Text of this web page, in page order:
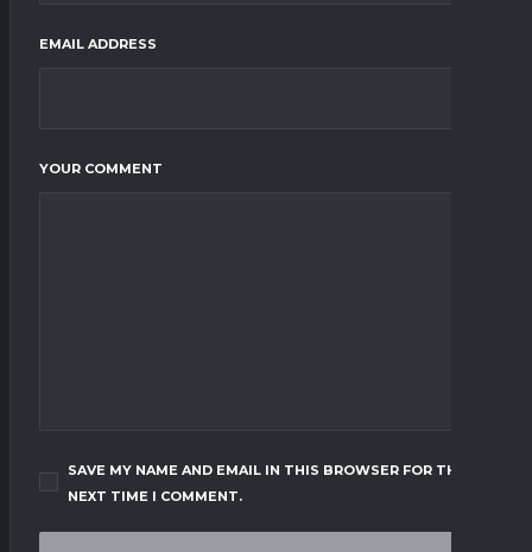
EMAIL ADDRESS
YOUR COMMENT
SAVE MY NAME AND EMAIL IN THIS BROWSER FOR THE
NEXT TIME I COMMENT.